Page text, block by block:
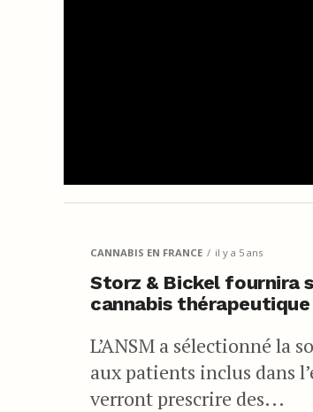
CANNABIS EN FRANCE il y a 5 ans
Storz & Bickel fournira
cannabis thérapeutique
L’ANSM a sélectionné la
aux patients inclus dans
verront prescrire des...